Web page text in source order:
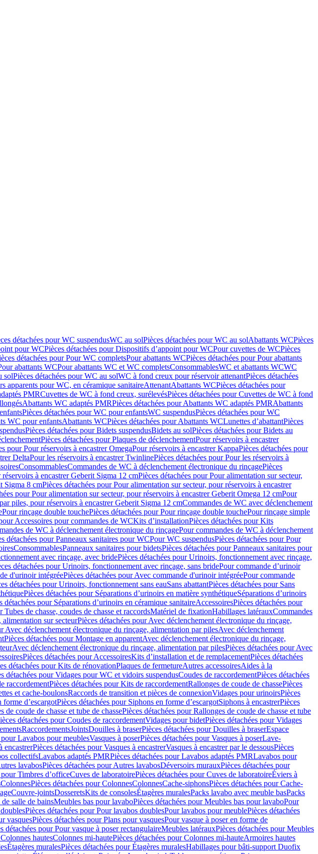
détachées pour WC suspendusWC au solPièces détachées pour WC au solAbattants WCPièces
pour WCPièces détachées pour Dispositifs d’appoint pour WCPour cuvettes de WCPièces
détachées pour Pour WC completsPour abattants WCPièces détachées pour Pour abattants
abattants WCPour abattants WC et WC completsConsommablesWC et abattants WCWC
solPièces détachées pour WC au solWC à fond creux pour réservoir attenantPièces détachées
apparents pour WC, en céramique sanitaireAttenantAbattants WCPièces détachées pour
PMRCuvettes de WC à fond creux, surélevésPièces détachées pour Cuvettes de WC à fond
Abattants WC adaptés PMRPièces détachées pour Abattants WC adaptés PMRAbattants
Pièces détachées pour WC pour enfantsWC suspendusPièces détachées pour WC
WC pour enfantsAbattants WCPièces détachées pour Abattants WCLunettes d’abattantPièces
Pièces détachées pour Bidets suspendusBidets au solPièces détachées pour Bidets au
Pièces détachées pour Plaques de déclenchementPour réservoirs à encastrer
pour Pour réservoirs à encastrer OmegaPour réservoirs à encastrer KappaPièces détachées pour
DeltaPour les réservoirs à encastrer TwinlinePièces détachées pour Pour les réservoirs à
ConsommablesCommandes de WC à déclenchement électronique du rinçagePièces
à encastrer Geberit Sigma 12 cmPièces détachées pour Pour alimentation sur secteur,
Sigma 8 cmPièces détachées pour Pour alimentation sur secteur, pour réservoirs à encastrer
pour Pour alimentation sur secteur, pour réservoirs à encastrer Geberit Omega 12 cmPour
piles, pour réservoirs à encastrer Geberit Sigma 12 cmCommandes de WC avec déclenchement
Pour rinçage double touchePièces détachées pour Pour rinçage double touchePour rinçage simple
Accessoires pour commandes de WCKits d’installationPièces détachées pour Kits
de WC à déclenchement électronique du rinçagePour commandes de WC à déclenchement
détachées pour Panneaux sanitaires pour WCPour WC suspendusPièces détachées pour Pour
ConsommablesPanneaux sanitaires pour bidetsPièces détachées pour Panneaux sanitaires pour
avec rinçage, avec bridePièces détachées pour Urinoirs, fonctionnement avec rinçage,
détachées pour Urinoirs, fonctionnement avec rinçage, sans bridePour commande d’urinoir
d'urinoir intégréePièces détachées pour Avec commande d'urinoir intégréePour commande
détachées pour Urinoirs, fonctionnement sans eauSans abattantPièces détachées pour Sans
Pièces détachées pour Séparations d’urinoirs en matière synthétiqueSéparations d’urinoirs
détachées pour Séparations d’urinoirs en céramique sanitaireAccessoiresPièces détachées pour
Tubes de chasse, coudes de chasse et raccordsMatériel de fixationHabillages latérauxCommandes
sur secteurPièces détachées pour Avec déclenchement électronique du rinçage,
Avec déclenchement électronique du rinçage, alimentation par pilesAvec déclenchement
Pièces détachées pour Montage en apparentAvec déclenchement électronique du rinçage,
Avec déclenchement électronique du rinçage, alimentation par pilesPièces détachées pour Avec
Pièces détachées pour AccessoiresKits d’installation et de remplacementPièces détachées
détachées pour Kits de rénovationPlaques de fermetureAutres accessoiresAides à la
détachées pour Vidages pour WC et vidoirs suspendusCoudes de raccordementPièces détachées
raccordementPièces détachées pour Kits de raccordementRallonges de coude de chassePièces
et cache-boulonsRaccords de transition et pièces de connexionVidages pour urinoirsPièces
forme d’escargotPièces détachées pour Siphons en forme d’escargotSiphons à encastrerPièces
de coude de chasse et tube de chassePièces détachées pour Rallonges de coude de chasse et tube
détachées pour Coudes de raccordementVidages pour bidetPièces détachées pour Vidages
RaccordementsJointsDouilles à braserPièces détachées pour Douilles à braserEspace
pour Lavabos pour meublesVasques à poserPièces détachées pour Vasques à poserLave-
encastrerPièces détachées pour Vasques à encastrerVasques à encastrer par le dessousPièces
collectifsLavabos adaptés PMRPièces détachées pour Lavabos adaptés PMRLavabos pour
lavabosPièces détachées pour Autres lavabosDéversoirs murauxPièces détachées pour
pour Timbres dʼofficeCuves de laboratoirePièces détachées pour Cuves de laboratoireÉviers à
ColonnesPièces détachées pour ColonnesColonnesCache-siphonsPièces détachées pour Cache-
Couvre-jointsDosseretsKits de consolesÉtagères muralesPacks lavabo avec meuble basPacks
salle de bainsMeubles bas pour lavaboPièces détachées pour Meubles bas pour lavaboPour
Pièces détachées pour Pour lavabos doublesPour lavabos pour meublePièces détachées
vasquesPièces détachées pour Plans pour vasquesPour vasque à poser en forme de
détachées pour Pour vasque à poser rectangulaireMeubles latérauxPièces détachées pour Meubles
hautesColonnes mi-hautePièces détachées pour Colonnes mi-hauteArmoires hautes
Étagères muralesPièces détachées pour Étagères muralesHabillages pour bâti-support Duofix